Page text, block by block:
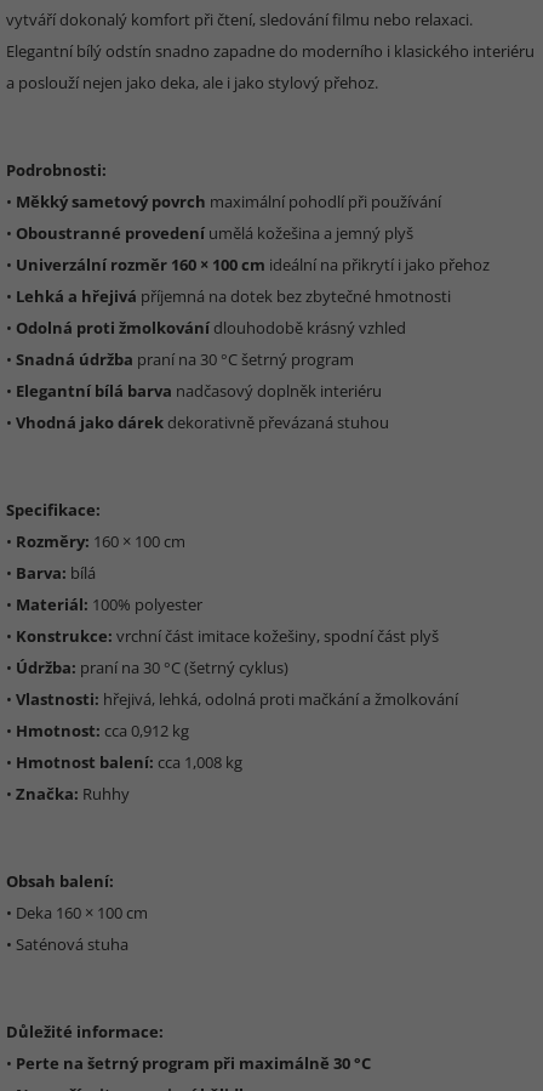
vytváří dokonalý komfort při čtení, sledování filmu nebo relaxaci.
Elegantní bílý odstín snadno zapadne do moderního i klasického interiéru
a poslouží nejen jako deka, ale i jako stylový přehoz.
Podrobnosti:
• Měkký sametový povrch maximální pohodlí při používání
• Oboustranné provedení umělá kožešina a jemný plyš
• Univerzální rozměr 160 × 100 cm ideální na přikrytí i jako přehoz
• Lehká a hřejivá příjemná na dotek bez zbytečné hmotnosti
• Odolná proti žmolkování dlouhodobě krásný vzhled
• Snadná údržba praní na 30 °C šetrný program
• Elegantní bílá barva nadčasový doplněk interiéru
• Vhodná jako dárek dekorativně převázaná stuhou
Specifikace:
• Rozměry: 160 × 100 cm
• Barva: bílá
• Materiál: 100% polyester
• Konstrukce: vrchní část imitace kožešiny, spodní část plyš
• Údržba: praní na 30 °C (šetrný cyklus)
• Vlastnosti: hřejivá, lehká, odolná proti mačkání a žmolkování
• Hmotnost: cca 0,912 kg
• Hmotnost balení: cca 1,008 kg
• Značka: Ruhhy
Obsah balení:
• Deka 160 × 100 cm
• Saténová stuha
Důležité informace:
• Perte na šetrný program při maximálně 30 °C